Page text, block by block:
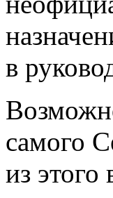
в
самого
из этого